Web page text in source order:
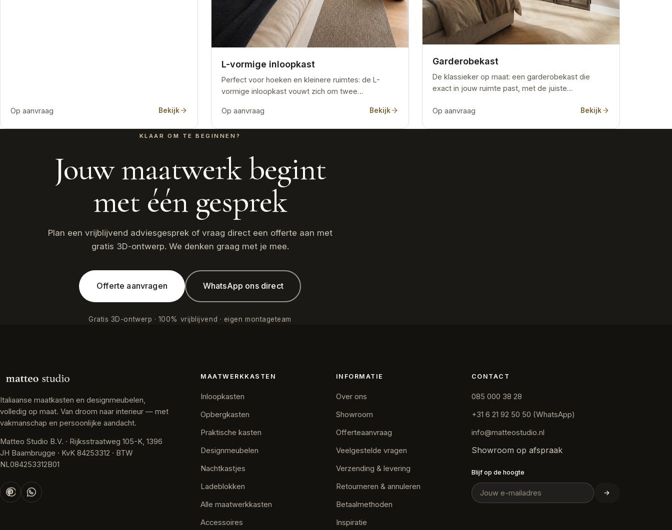
Op aanvraag Bekijk
L-vormige inloopkast
Perfect voor hoeken en kleinere ruimtes: de L-
vormige inloopkast vouwt zich om twee…
Op aanvraag Bekijk
Garderobekast
De klassieker op maat: een garderobekast die
exact in jouw ruimte past, met de juiste…
Op aanvraag Bekijk
KLAAR OM TE BEGINNEN?
Jouw maatwerk begint
met één gesprek
Plan een vrijblijvend adviesgesprek of vraag direct een offerte aan met
gratis 3D-ontwerp. We denken graag met je mee.
Offerte aanvragen WhatsApp ons direct
Gratis 3D-ontwerp · 100% vrijblijvend · eigen montageteam
Italiaanse maatkasten en designmeubelen,
volledig op maat. Van droom naar interieur — met
vakmanschap en persoonlijke aandacht.
Matteo Studio B.V. · Rijksstraatweg 105-K, 1396
JH Baambrugge · KvK 84253312 · BTW
NL084253312B01
MAATWERKKASTEN
Inloopkasten
Opbergkasten
Praktische kasten
Designmeubelen
Nachtkastjes
Ladeblokken
Alle maatwerkkasten
Accessoires
INFORMATIE
Over ons
Showroom
Offerteaanvraag
Veelgestelde vragen
Verzending & levering
Retourneren & annuleren
Betaalmethoden
Inspiratie
CONTACT
085 000 38 28
+31 6 21 92 50 50 (WhatsApp)
info@matteostudio.nl
Showroom op afspraak
Blijf op de hoogte
→